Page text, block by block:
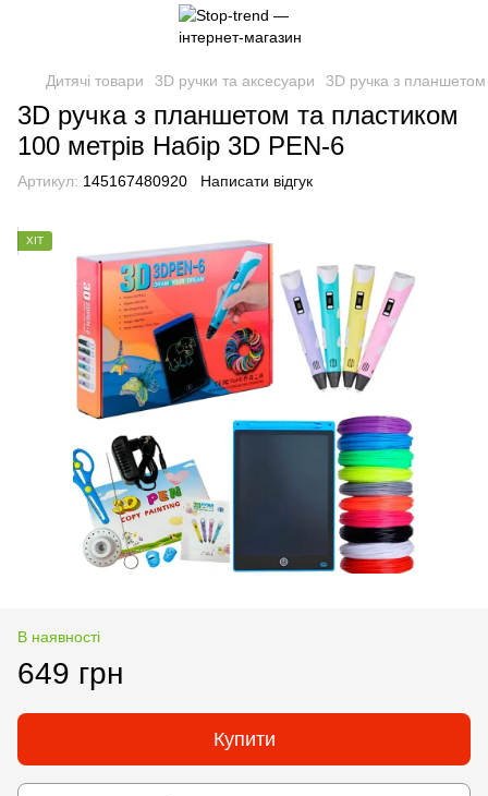
Дитячі товари 3D ручки та аксесуари 3D ручка з
3D ручка з планшетом та пластиком
100 метрів Набір 3D PEN-6
Артикул: 145167480920 Написати відгук
ХІТ
В наявності
649 грн
Купити